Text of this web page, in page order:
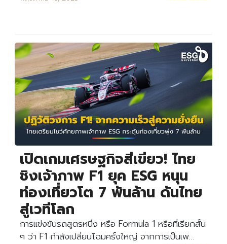
เปิดเกมเศรษฐกิจสีเขียว! ไทย
ชิงเจ้าภาพ F1 ยุค ESG หนุน
ท่องเที่ยวโต 7 พันล้าน ดันไทย
สู่เวทีโลก
การแข่งขันรถสูตรหนึ่ง หรือ Formula 1 หรือที่เรียกสั้น
ๆ ว่า F1 กำลังเปลี่ยนโฉมครั้งใหญ่ จากการเป็นเพ…